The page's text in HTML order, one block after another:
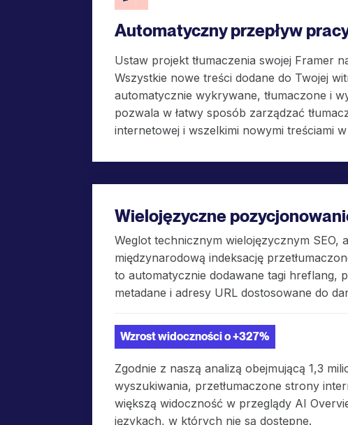
Automatyczny przepływ
Ustaw projekt tłumaczenia swojej Framer
Wszystkie nowe treści dodane do Twojej
automatycznie wykrywane, tłumaczone i
pozwala w łatwy sposób zarządzać
internetowej i wszelkimi nowymi treściami w
Wielojęzyczne
Weglot technicznym wielojęzycznym SEO,
międzynarodową indeksację
to automatycznie dodawane tagi hreflang,
metadane i adresy URL dostosowane do
Wzrost widoczności o +327%
Zgodnie z naszą analizą obejmującą 1,3
wyszukiwania, przetłumaczone strony
większą widoczność w przeglądy AI
językach, w których nie są dostępne.